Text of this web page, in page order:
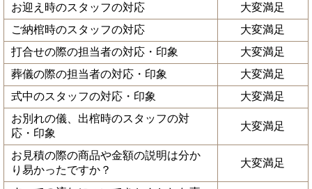
お迎え時のスタッフの対応
大変満足
ご納棺時のスタッフの対応
大変満足
打合せの際の担当者の対応・印象
大変満足
葬儀の際の担当者の対応・印象
大変満足
式中のスタッフの対応・印象
大変満足
お別れの儀、出棺時のスタッフの対
応・印象
大変満足
お見積の際の商品や金額の説明は分か
り易かったですか？
大変満足